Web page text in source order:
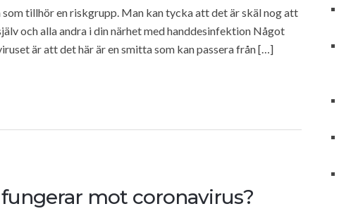
tillhör en riskgrupp. Man kan tycka att det är skäl nog att
och alla andra i din närhet med handdesinfektion Något
är att det här är en smitta som kan passera från […]
mot coronavirus?